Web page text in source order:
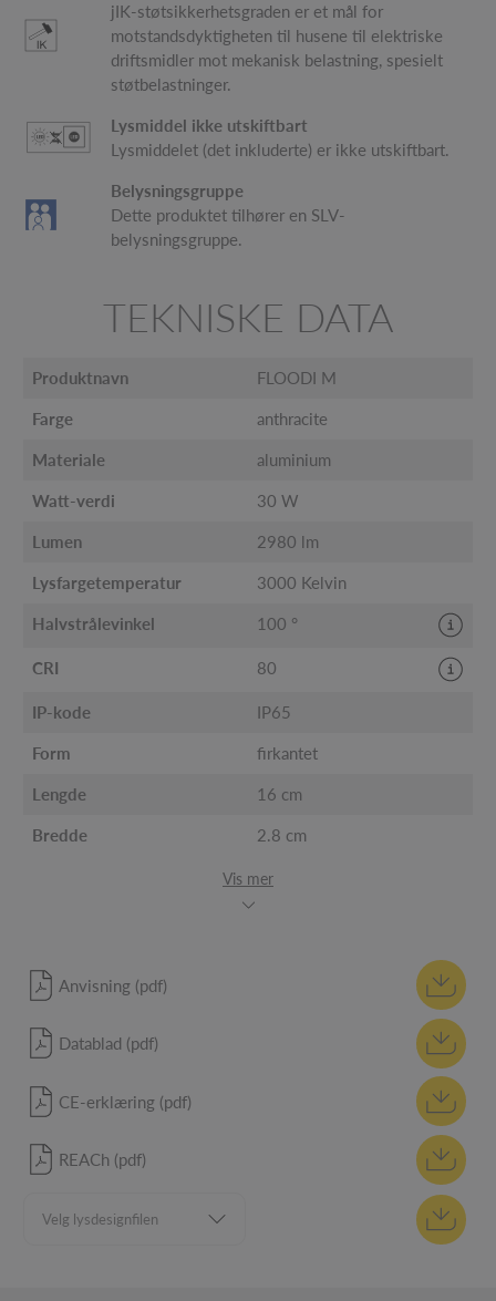
jIK-støtsikkerhetsgraden er et mål for
motstandsdyktigheten til husene til elektriske
driftsmidler mot mekanisk belastning, spesielt
støtbelastninger.
Lysmiddel ikke utskiftbart
Lysmiddelet (det inkluderte) er ikke utskiftbart.
Belysningsgruppe
Dette produktet tilhører en SLV-
belysningsgruppe.
TEKNISKE DATA
Produktnavn FLOODI M
Farge anthracite
Materiale aluminium
Watt-verdi 30 W
Lumen 2980 lm
Lysfargetemperatur 3000 Kelvin
Halvstrålevinkel 100 °
CRI 80
IP-kode IP65
Form firkantet
Lengde 16 cm
Bredde 2.8 cm
Vis mer
Anvisning (pdf)
Datablad (pdf)
CE-erklæring (pdf)
REACh (pdf)